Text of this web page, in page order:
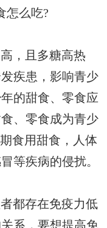
怎么吃?
，且多糖高热
疾患，影响青少
的甜食、零食应
、零食成为青少
食用甜食，人体
等疾病的侵扰。
都存在免疫力低
系，要想提高免